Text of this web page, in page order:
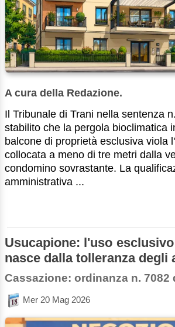
A cura della Redazione.
Il Tribunale di Trani nella sentenza
stabilito che la pergola bioclimatica
balcone di proprietà esclusiva viola
collocata a meno di tre metri dalla
condomino sovrastante. La
amministrativa ...
Usucapione: l'uso
nasce dalla tolleranza degli
Cassazione: ordinanza n. 7082
Mer 20 Mag 2026